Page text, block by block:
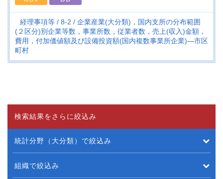
経理事項等 8-2
企業産業(大分類)，国内支所の分布範囲
(２区分)別企業等数，事業所数，従業者数，売上(収入)金額，
費用，付加価値額及び設備投資額(国内複数事業所企業)―市区
町村
検索結果をさらに絞込み
統計分野（大分類）で絞込み
組織で絞込み